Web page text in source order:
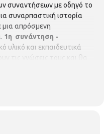
συναντήσεων με οδηγό το
συναρπαστική ιστορία
μια απρόσμενη
1η συνάντηση -
υλικό και εκπαιδευτικά
τις γνώσεις τους και θα